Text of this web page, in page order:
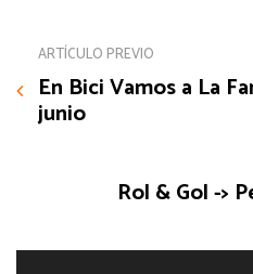
ARTÍCULO PREVIO
En Bici Vamos a La
junio
Rol & Gol ->